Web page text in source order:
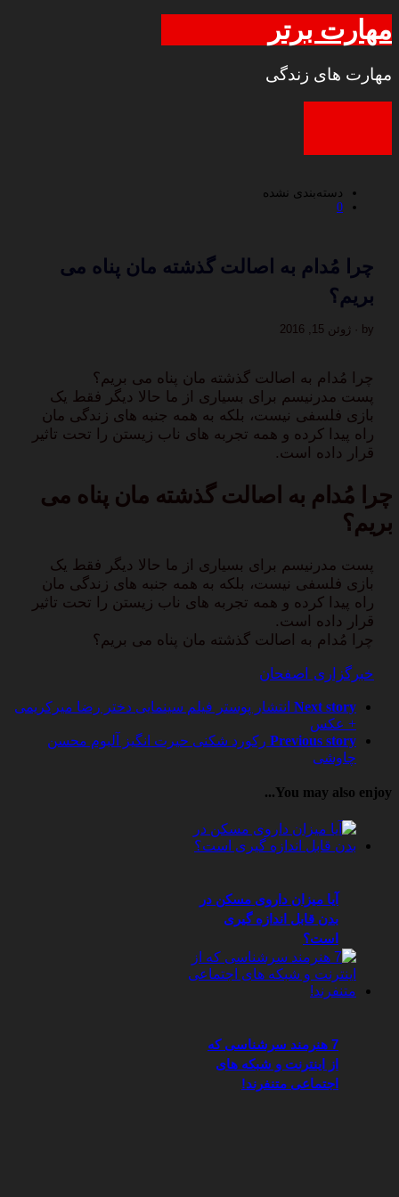
مهارت برتر
مهارت های زندگی
دسته‌بندی نشده
0
چرا مُدام به اصالت گذشته مان پناه می
بریم؟
by · ژوئن 15, 2016
چرا مُدام به اصالت گذشته مان پناه می بریم؟
پست مدرنیسم برای بسیاری از ما حالا دیگر فقط یک
بازی فلسفی نیست، بلکه به همه جنبه های زندگی مان
راه پیدا کرده و همه تجربه های ناب زیستن را تحت تاثیر
قرار داده است.
چرا مُدام به اصالت گذشته مان پناه می
بریم؟
پست مدرنیسم برای بسیاری از ما حالا دیگر فقط یک
بازی فلسفی نیست، بلکه به همه جنبه های زندگی مان
راه پیدا کرده و همه تجربه های ناب زیستن را تحت تاثیر
قرار داده است.
چرا مُدام به اصالت گذشته مان پناه می بریم؟
خبرگزاری اصفحان
Next story انتشار پوستر فیلم سینمایی دختر رضا میرکریمی
+ عکس
Previous story رکورد شکنی حیرت انگیز آلبوم محسن
چاوشی
You may also enjoy...
آیا میزان داروی مسکن در
بدن قابل اندازه گیری
است؟
7 هنرمند سرشناسی که
از اینترنت و شبکه های
اجتماعی متنفرند!